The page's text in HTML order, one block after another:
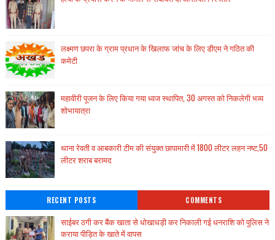
लक्ष्मण छपरा के ग्राम प्रधान के खिलाफ जांच के लिए डीएम ने गठित की
कमेटी
महावीरी पूजन के लिए किया गया ध्वज स्थापित, 30 अगस्त को निकलेगी भव्य
शोभायात्रा
थाना रेवती व आबकारी टीम की संयुक्त छापामारी में 1800 लीटर लहन नष्ट,50
लीटर शराब बरामद
RECENT POSTS COMMENTS
साईबर ठगी कर बैंक खाता से धोखाधड़ी कर निकाली गई धनराशि को पुलिस ने
कराया पीड़ित के खाते में वापस